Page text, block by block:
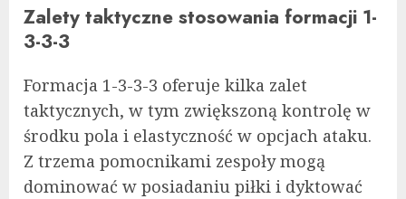
Zalety taktyczne stosowania formacji 1-
3-3-3
Formacja 1-3-3-3 oferuje kilka zalet
taktycznych, w tym zwiększoną kontrolę w
środku pola i elastyczność w opcjach ataku.
Z trzema pomocnikami zespoły mogą
dominować w posiadaniu piłki i dyktować